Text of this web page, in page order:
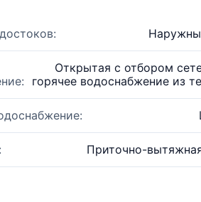
Открытая с отбором
горячее водоснабжение из
Приточно-